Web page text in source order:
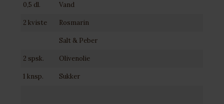
0,5 dl. Vand
2 kviste Rosmarin
Salt & Peber
2 spsk. Olivenolie
1 knsp. Sukker